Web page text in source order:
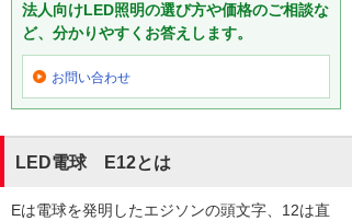
法人向けLED照明の選び方や価格のご相談な
ど、分かりやすくお答えします。
お問い合わせ
LED電球 E12とは
Eは電球を発明したエジソンの頭文字、12は直